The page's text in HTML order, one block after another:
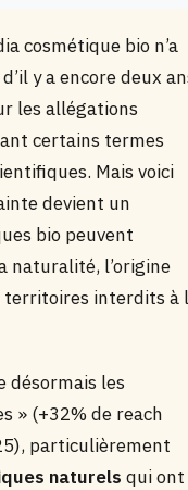
cosmétique bio n’a
y a encore deux
les allégations
certains termes
Mais voici
devient un
bio peuvent
naturalité, l’origine
interdits à
désormais les
» (+32% de reach
particulièrement
naturels qui ont